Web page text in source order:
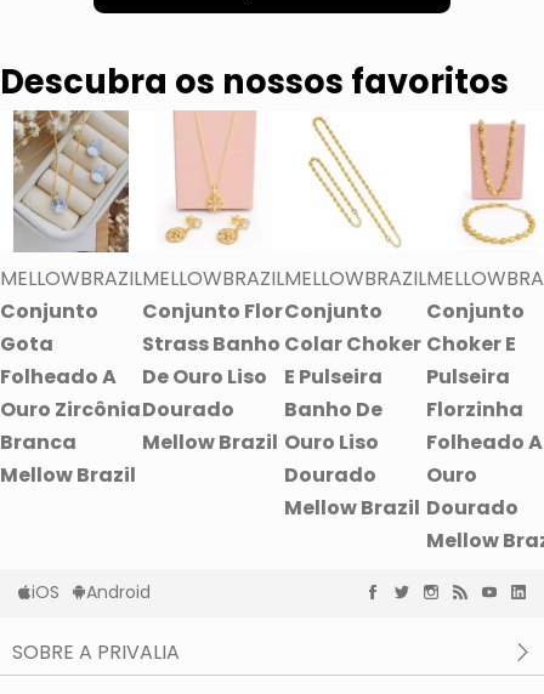
Descubra os nossos favoritos
MELLOWBRAZIL
Conjunto
Gota
Folheado A
Ouro Zircônia
Branca
Mellow Brazil
MELLOWBRAZIL
Conjunto Flor
Strass Banho
De Ouro Liso
Dourado
Mellow Brazil
MELLOWBRAZIL
Conjunto
Colar Choker
E Pulseira
Banho De
Ouro Liso
Dourado
Mellow Brazil
Conjunto
Choker E
Pulseira
Florzinha
Folheado A
Ouro
Dourado
Mellow
iOS Android
SOBRE A PRIVALIA